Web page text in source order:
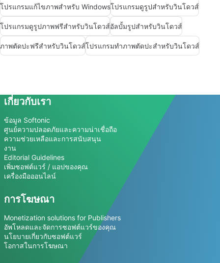
โปรแกรมแก้ไขภาพสำหรับ Windowsโปรแกรมดูรูปสำหรับวินโดวส์
โปรแกรมดูรูปภาพฟรีสำหรับวินโดวส์อัลบั้มรูปสำหรับวินโดวส์
ภาพตัดปะฟรีสำหรับวินโดวส์โปรแกรมทำภาพตัดปะสำหรับวินโดวส์
เกี่ยวกับเรา
ข้อมูล Softonic
ศูนย์ความปลอดภัยและความน่าเชื่อถือ
ความช่วยเหลือและการสนับสนุน
งาน
Editorial Guidelines
เพิ่มซอฟต์แวร์ / แอปของคุณ
เครื่องมือออนไลน์
การโฆษณา
Monetization solutions for Publishers
อัพโหลดและจัดการซอฟต์แวร์ของคุณ
นโยบายเกี่ยวกับซอฟต์แวร์
โอกาสในการโฆษณา